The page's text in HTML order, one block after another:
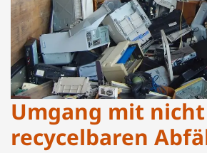
Umgang mit nicht
recycelbaren